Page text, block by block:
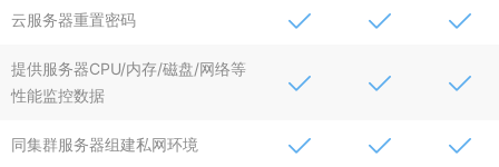
云服务器重置密码
提供服务器CPU/内存/磁盘/网络等
性能监控数据
同集群服务器组建私网环境